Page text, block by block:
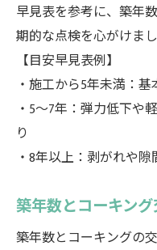
早見表を参考に、築年
期的な点検を心がけまし
【目安早見表例】
・施工から5年未満：
・5〜7年：弾力低下や
り
・8年以上：剥がれや
築年数とコーキン
築年数とコーキングの